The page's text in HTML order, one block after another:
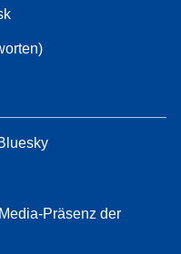
Präsenz der